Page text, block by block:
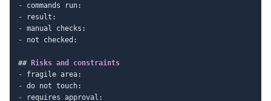
-
-
-
- not checked:
## Risks and constraints
-
-
- requires approval: